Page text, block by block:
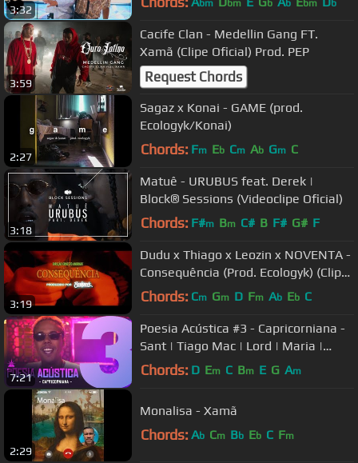
3:32
bm bm b b bm b
3:59
Cacife Clan - Medellin Gang FT.
Xamã (Clipe Oficial) Prod. PEP
Request Chords
2:27
Sagaz x Konai - GAME (prod.
Ecologyk/Konai)
Chords: Fm Eb Cm Ab Gm C
3:18
Matuê - URUBUS feat. Derek |
Block® Sessions (Videoclipe Oficial)
Chords: F#m Bm C# B F# G# F
3:19
Dudu x Thiago x Leozin x NOVENTA -
Consequência (Prod. Ecologyk) (Clipe
Oficial)
Chords: Cm Gm D Fm Ab Eb C
7:21
Poesia Acústica #3 - Capricorniana -
Sant | Tiago Mac | Lord | Maria |
Choice
Chords: D Em C Bm E G Am
2:29
Monalisa - Xamã
Chords: Ab Cm Bb Eb C Fm